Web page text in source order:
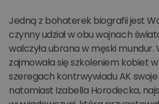
Jedną z bohaterek biografii jest
czynny udział w obu wojnach
walczyła ubrana w męski
zajmowała się szkoleniem kobiet
szeregach kontrwywiadu AK swoje
natomiast Izabella Horodecka,